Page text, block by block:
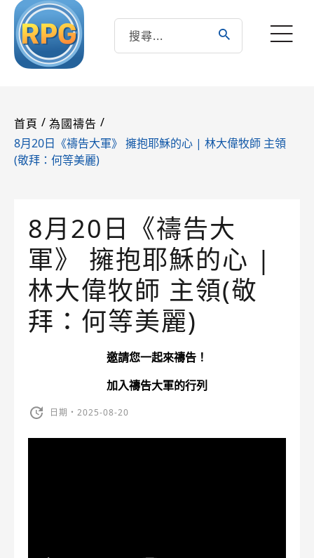
首頁 / 為國禱告 /
8月20日《禱告大軍》 擁抱耶穌的心 | 林大偉牧師 主領
(敬拜：何等美麗)
8月20日《禱告大
軍》 擁抱耶穌的心 |
林大偉牧師 主領(敬
拜：何等美麗)
邀請您一起來禱告！
加入禱告大軍的行列
日期・2025-08-20